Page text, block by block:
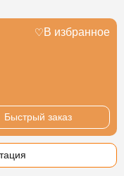
В избранное
Быстрый заказ